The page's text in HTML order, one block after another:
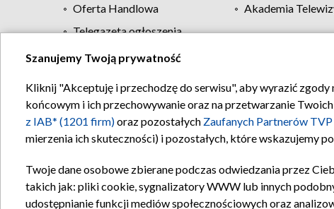
Oferta Handlowa
Akademia
Telegazeta ogłoszenia
Regulamin TVP
Szanujemy Twoją prywatność
Kliknij "Akceptuję i przechodzę do serwisu", aby wyrazić
końcowym i ich przechowywanie oraz na przetwarzanie
z IAB* (1201 firm)oraz pozostałych Zaufanych Partnerów
mierzenia ich skuteczności) i pozostałych, które wskazujemy
Twoje dane osobowe zbierane podczas odwiedzania przez
takich jak: pliki cookie, sygnalizatory WWW lub innych
udostępnianie funkcji mediów społecznościowych oraz